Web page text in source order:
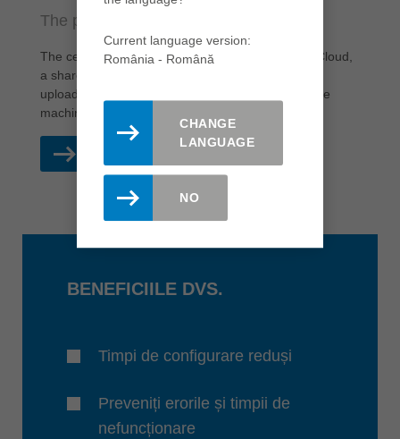
The platform for digital tool data
The central element of ETML is the ETML Smart Cloud,
a shared platform where verified tool data can be
uploaded, managed and downloaded directly to the
machines.
BENEFICIILE DVS.
Timpi de configurare reduși
Preveniți erorile și timpii de
nefuncționare
Current language version:
România - Română
CHANGE
LANGUAGE
NO